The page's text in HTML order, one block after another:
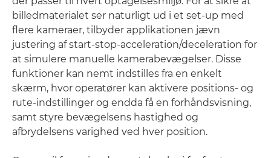
billedmaterialet ser naturligt ud i et set-up med
flere kameraer, tilbyder applikationen jævn
justering af start-stop-acceleration/deceleration for
at simulere manuelle kamerabevægelser. Disse
funktioner kan nemt indstilles fra en enkelt
skærm, hvor operatører kan aktivere positions- og
rute-indstillinger og endda få en forhåndsvisning,
samt styre bevægelsens hastighed og
afbrydelsens varighed ved hver position.